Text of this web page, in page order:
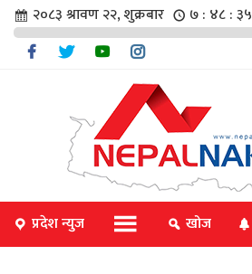
२०८३ श्रावण २२, शुक्रबार ७ : ४८ : ३५
प्रदेश न्युज खोज